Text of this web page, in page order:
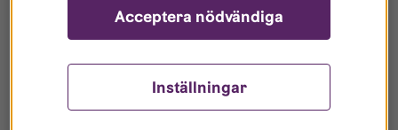
Inställningar
Acceptera nödvändiga